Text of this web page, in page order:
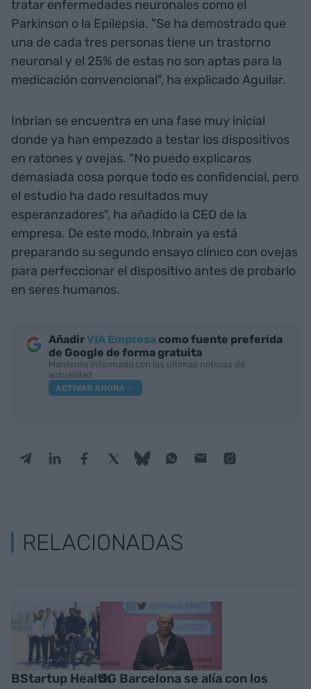
tratar enfermedades neuronales como el
Parkinson o la Epilepsia. "Se ha demostrado que
una de cada tres personas tiene un trastorno
neuronal y el 25% de estas no son aptas para la
medicación convencional", ha explicado Aguilar.
Inbrian se encuentra en una fase muy inicial
donde ya han empezado a testar los dispositivos
en ratones y ovejas. "No puedo explicaros
demasiada cosa porque todo es confidencial, pero
el estudio ha dado resultados muy
esperanzadores", ha añadido la CEO de la
empresa. De este modo, Inbrain ya está
preparando su segundo ensayo clínico con ovejas
para perfeccionar el dispositivo antes de probarlo
en seres humanos.
AñadirVIA Empresa como fuente preferida
de Google de forma gratuita
Mantente informado con las últimas noticias de
actualidad
ACTIVAR AHORA
RELACIONADAS
BStartup Health5G Barcelona se alía con los